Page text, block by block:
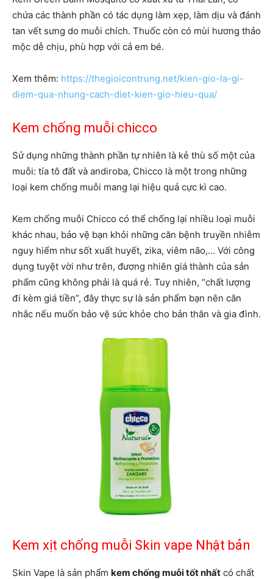
chứa các thành phần có tác dụng làm xẹp, làm dịu và đánh
tan vết sưng do muỗi chích. Thuốc còn có mùi hương thảo
mộc dễ chịu, phù hợp với cả em bé.
Xem thêm: https://thegioicontrung.net/kien-gio-la-gi-
diem-qua-nhung-cach-diet-kien-gio-hieu-qua/
Kem chống muỗi chicco
Sử dụng những thành phần tự nhiên là kẻ thù số một của
muỗi: tía tô đất và andiroba, Chicco là một trong những
loại kem chống muỗi mang lại hiệu quả cực kì cao.
Kem chống muỗi Chicco có thể chống lại nhiều loại muỗi
khác nhau, bảo vệ bạn khỏi những căn bệnh truyền nhiễm
nguy hiểm như sốt xuất huyết, zika, viêm não,… Với công
dụng tuyệt vời như trên, đương nhiên giá thành của sản
phẩm cũng không phải là quá rẻ. Tuy nhiên, “chất lượng
đi kèm giá tiền”, đây thực sự là sản phẩm bạn nên cân
nhắc nếu muốn bảo vệ sức khỏe cho bản thân và gia đình.
Kem xịt chống muỗi Skin vape Nhật bản
Skin Vape là sản phẩm kem chống muỗi tốt nhất có chất